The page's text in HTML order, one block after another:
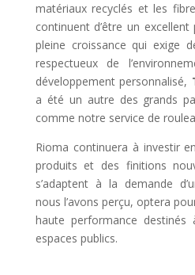
matériaux recyclés et les
continuent d’être un
pleine croissance qui exige
respectueux de
développement personnalisé,
a été un autre des grands
comme notre service de
Rioma continuera à investir
produits et des finitions
s’adaptent à la demande
nous l’avons perçu, optera
haute performance
espaces publics.